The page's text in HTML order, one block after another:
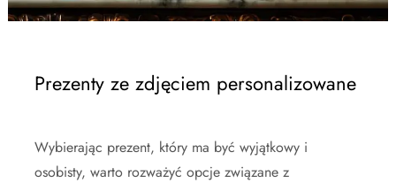
Prezenty ze zdjęciem personalizowane
Wybierając prezent, który ma być wyjątkowy i
osobisty, warto rozważyć opcje związane z